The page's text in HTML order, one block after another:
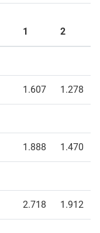
1 2
1.607 1.278
1.888 1.470
2.718 1.912